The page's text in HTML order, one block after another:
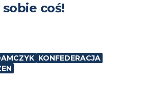
coś!
KONFEDERACJA